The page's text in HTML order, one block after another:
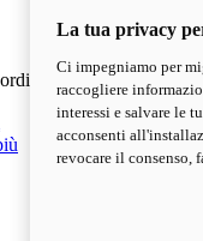
di marcia
La tua privacy
Ci impegniamo per
raccogliere
interessi e salvare le
acconsenti
revocare il consenso,